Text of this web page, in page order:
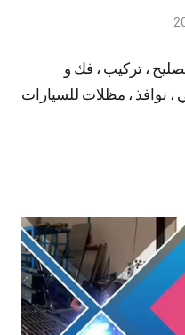
تعليقات، تركيب ، فك و
نوافذ ، مظلات للسيارات